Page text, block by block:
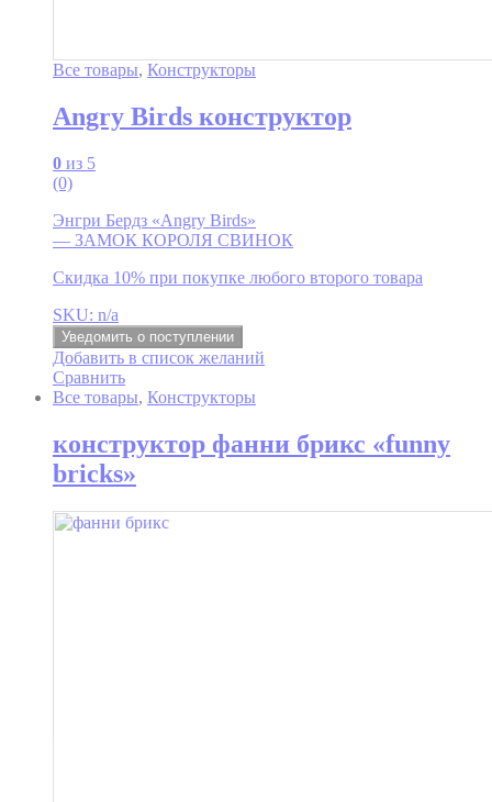
Все товары, Конструкторы
Angry Birds конструктор
0 из 5
(0)
Энгри Бердз «Angry Birds»
— ЗАМОК КОРОЛЯ СВИНОК
Скидка 10% при покупке любого второго товара
SKU: n/a
Уведомить о поступлении
Добавить в список желаний
Сравнить
Все товары, Конструкторы
конструктор фанни брикс «funny
bricks»